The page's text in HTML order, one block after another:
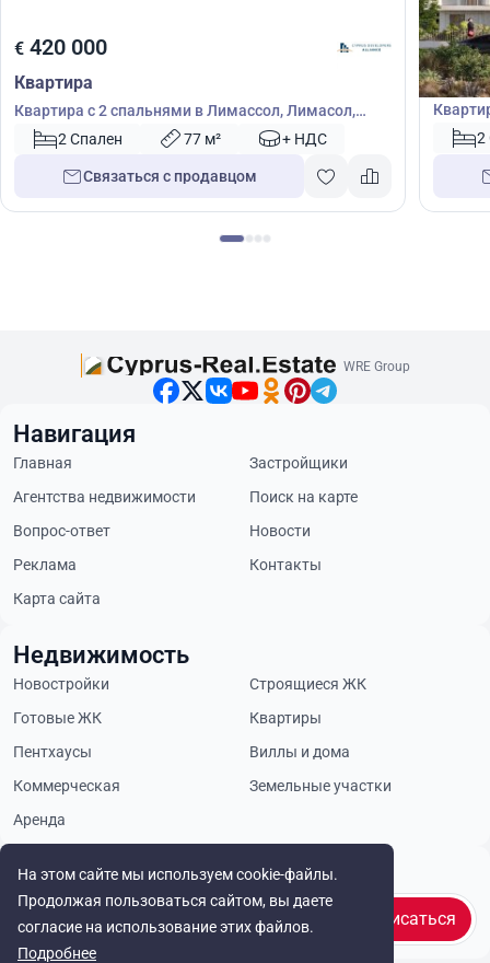
€ 420 000
Квартира
Квартира с 2 спальнями в Лимассол, Лимасол,
Кипр № 51965
2 Спален 77 м² + НДС
Связаться с продавцом
€419
2
На этом сайте мы используем cookie-файлы.
Продолжая пользоваться сайтом, вы даете
согласие на использование этих файлов.
Подробнее
WRE Group
Будьте в курсе
Подписаться
Навигация
Главная
Застройщики
Агентства недвижимости
Поиск на карте
Вопрос-ответ
Новости
Реклама
Контакты
Карта сайта
Недвижимость
Новостройки
Строящиеся ЖК
Готовые ЖК
Квартиры
Пентхаусы
Виллы и дома
Коммерческая
Земельные участки
Аренда